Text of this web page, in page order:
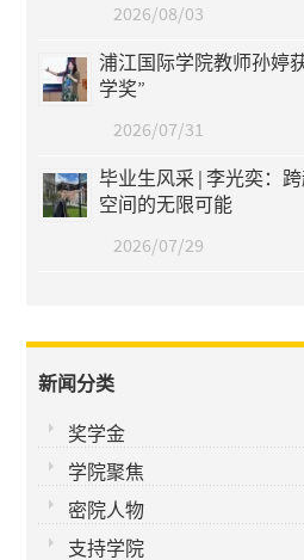
2026/08/03
浦江国际学院教师孙婷
学奖”
2026/07/31
毕业生风采 | 李光奕：
空间的无限可能
2026/07/29
新闻分类
奖学金
学院聚焦
密院人物
支持学院